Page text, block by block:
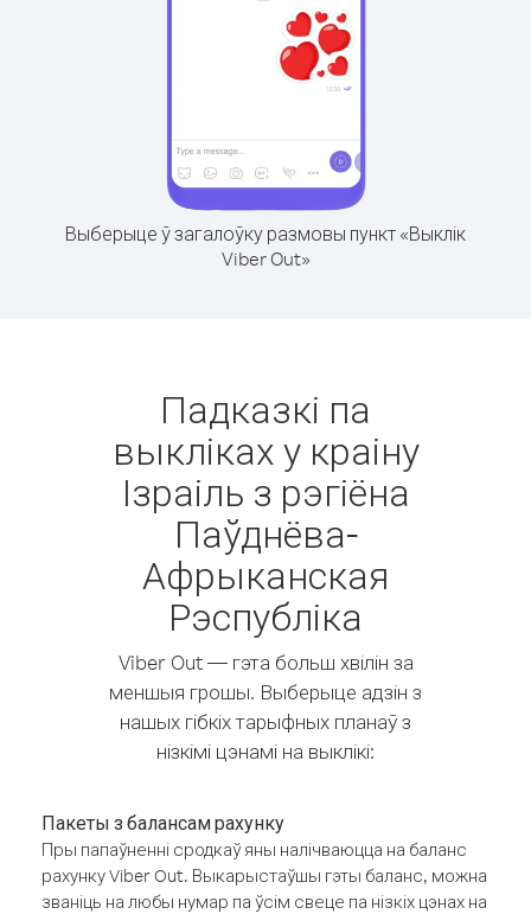
Выберыце ў загалоўку размовы пункт «Выклік
Viber Out»
Падказкі па
выкліках у краіну
Ізраіль з рэгіёна
Паўднёва-
Афрыканская
Рэспубліка
Viber Out — гэта больш хвілін за
меншыя грошы. Выберыце адзін з
нашых гібкіх тарыфных планаў з
нізкімі цэнамі на выклікі:
Пакеты з балансам рахунку
Пры папаўненні сродкаў яны налічваюцца на баланс
рахунку Viber Out. Выкарыстаўшы гэты баланс, можна
званіць на любы нумар па ўсім свеце па нізкіх цэнах на